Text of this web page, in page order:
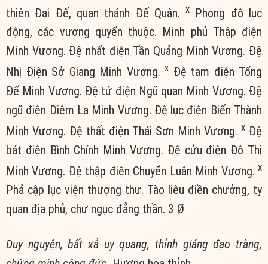
thiên Đại Đế, quan thánh Đế Quân.x Phong đô lục
động, các vương quyến thuộc. Minh phủ Thập điện
Minh Vương. Đệ nhất điện Tần Quảng Minh Vương. Đệ
Nhị Điện Sở Giang Minh Vương. x Đệ tam điện Tống
Đế Minh Vương. Đệ tứ điện Ngũ quan Minh Vương. Đệ
ngũ điện Diêm La Minh Vương. Đệ lục điện Biến Thành
Minh Vương. Đệ thất điện Thái Sơn Minh Vương.x Đệ
bát điện Bình Chính Minh Vương. Đệ cửu điện Đô Thị
Minh Vương. Đệ thập điện Chuyển Luân Minh Vương. x
Phả cập lục viện thượng thư. Tào liêu điền chưởng, ty
quan địa phủ, chư ngục đẳng thần. 3 Ø
Duy nguyện, bất xả uy quang, thỉnh giáng đạo tràng,